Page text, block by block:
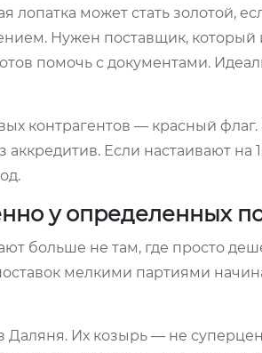
может стать золотой,
Нужен поставщик, который
помочь с документами.
контрагентов — красный
Если настаивают на
у определенных
больше не там, где просто
мелкими партиями
Даляня. Их козырь — не